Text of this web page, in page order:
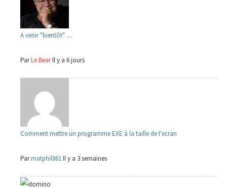
A venir "bientôt" ....
ParLe BearIl y a 6 jours
Comment mettre un programme EXE à la taille de l'ecran
Parmatphil861Il y a 3 semaines